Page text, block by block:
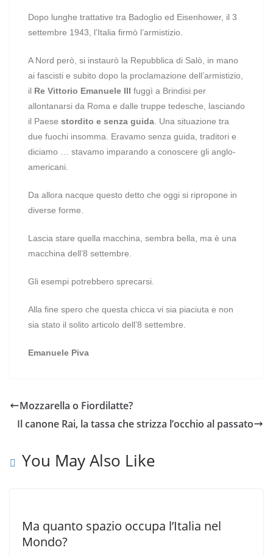
Dopo lunghe trattative tra Badoglio ed Eisenhower, il 3
settembre 1943, l’Italia firmò l’armistizio.
A Nord però, si instaurò la Repubblica di Salò, in mano
ai fascisti e subito dopo la proclamazione dell’armistizio,
il Re Vittorio Emanuele III fuggì a Brindisi per
allontanarsi da Roma e dalle truppe tedesche, lasciando
il Paese stordito e senza guida . Una situazione tra
due fuochi insomma. Eravamo senza guida, traditori e
diciamo … stavamo imparando a conoscere gli anglo-
americani.
Da allora nacque questo detto che oggi si ripropone in
diverse forme.
Lascia stare quella macchina, sembra bella, ma è una
macchina dell’8 settembre.
Gli esempi potrebbero sprecarsi.
Alla fine spero che questa chicca vi sia piaciuta e non
sia stato il solito articolo dell’8 settembre.
Emanuele Piva
Mozzarella o Fiordilatte?
Il canone Rai, la tassa che strizza l’occhio al passato
You May Also Like
Ma quanto spazio occupa l’Italia nel
Mondo?